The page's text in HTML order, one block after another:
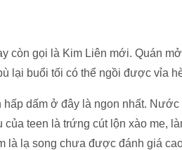
còn gọi là Kim Liên mới. Quán
lại buổi tối có thể ngồi được vỉa
dấm ở đây là ngon nhất.
teen là trứng cút lộn xào me,
là lạ song chưa được đánh giá